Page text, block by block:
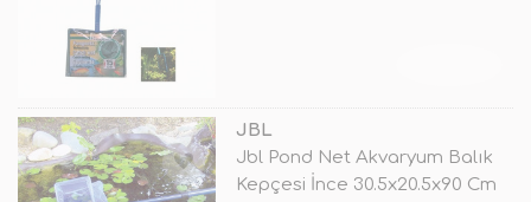
JBL
Jbl Pond Net Akvaryum Balık
Kepçesi İnce 30.5x20.5x90 Cm